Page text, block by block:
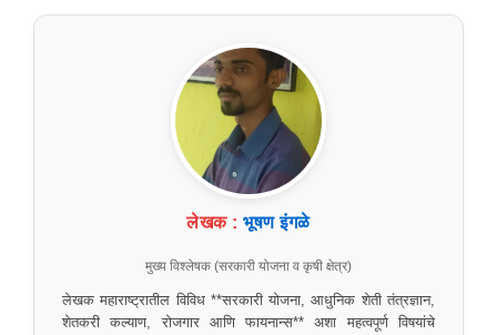
लेखक : भूषण इंगळे
मुख्य विश्लेषक (सरकारी योजना व कृषी क्षेत्र)
लेखक महाराष्ट्रातील विविध **सरकारी योजना, आधुनिक शेती तंत्रज्ञान,
शेतकरी कल्याण, रोजगार आणि फायनान्स** अशा महत्वपूर्ण विषयांचे